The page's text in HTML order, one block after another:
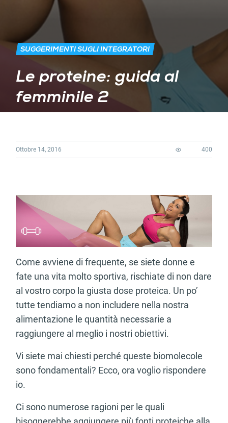
SUGGERIMENTI SUGLI INTEGRATORI
Le proteine: guida al
femminile 2
Ottobre 14, 2016 400
Come avviene di frequente, se siete donne e
fate una vita molto sportiva, rischiate di non dare
al vostro corpo la giusta dose proteica. Un po’
tutte tendiamo a non includere nella nostra
alimentazione le quantità necessarie a
raggiungere al meglio i nostri obiettivi.
Vi siete mai chiesti perché queste biomolecole
sono fondamentali? Ecco, ora voglio rispondere
io.
Ci sono numerose ragioni per le quali